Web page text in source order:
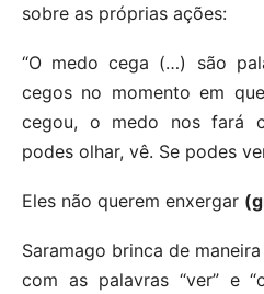
sobre as próprias ações:
“O medo cega (…) são
cegos no momento em
cegou, o medo nos fará
podes olhar, vê. Se podes
Eles não querem enxergar
Saramago brinca de
com as palavras “ver” e